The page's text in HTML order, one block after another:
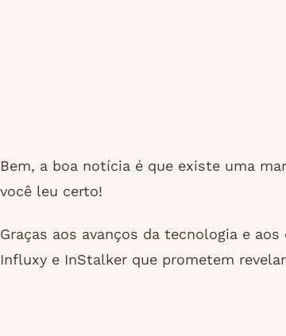
Bem, a boa notícia é que existe uma
você leu certo!
Graças aos avanços da tecnologia e
Influxy e InStalker que prometem